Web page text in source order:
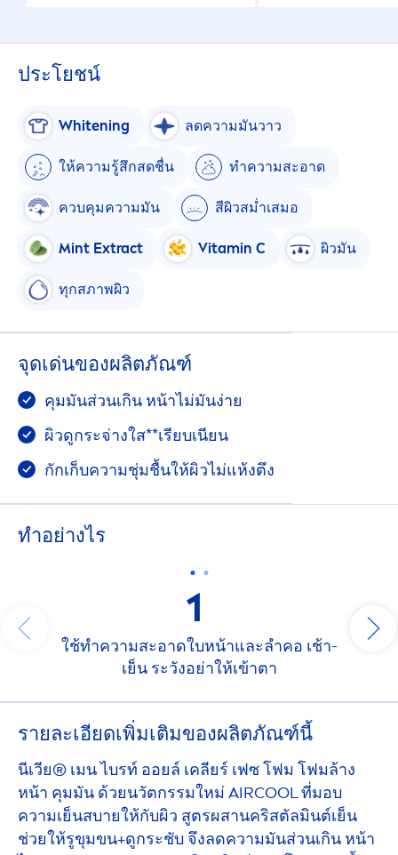
ประโยชน์
Whitening ลดความมันวาว
ให้ความรู้สึกสดชื่น ทำความสะอาด
ควบคุมความมัน สีผิวสม่ำเสมอ
Mint Extract Vitamin C ผิวมัน
ทุกสภาพผิว
จุดเด่นของผลิตภัณฑ์
คุมมันส่วนเกิน หน้าไม่มันง่าย
ผิวดูกระจ่างใส**เรียบเนียน
กักเก็บความชุ่มชื้นให้ผิวไม่แห้งตึง
ทําอย่างไร
1
ใช้ทำความสะอาดใบหน้าและลำคอ เช้า-
เย็น ระวังอย่าให้เข้าตา
รายละเอียดเพิ่มเติมของผลิตภัณฑ์นี้
นีเวีย® เมน ไบรท์ ออยล์ เคลียร์ เฟซ โฟม โฟมล้าง
หน้า คุมมัน ด้วยนวัตกรรมใหม่ AIRCOOLที่มอบ
ความเย็นสบายให้กับผิว สูตรผสานคริสตัลมินต์เย็น
ช่วยให้รูขุมขน+ดูกระชับ จึงลดความมันส่วนเกิน หน้า